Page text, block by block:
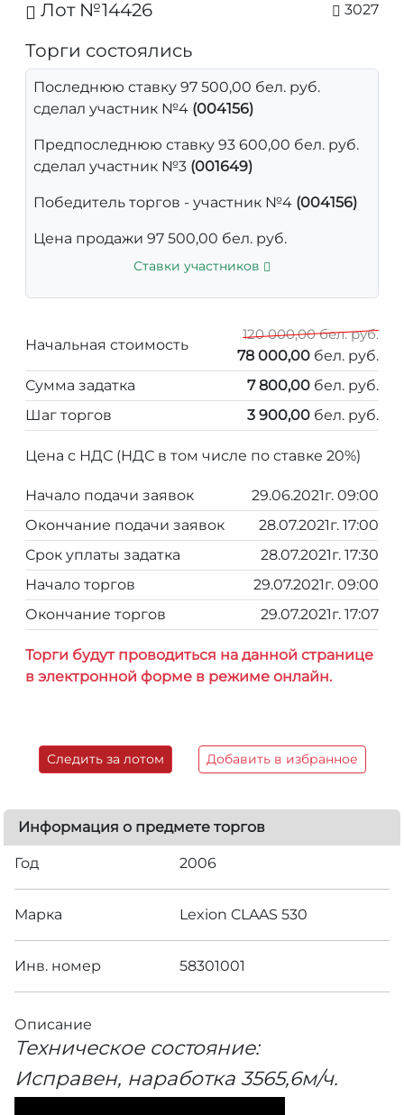
Лот №14426 3027
Торги состоялись
Последнюю ставку 97 500,00 бел. руб.
сделал участник №4 (004156)
Предпоследнюю ставку 93 600,00 бел. руб.
сделал участник №3 (001649)
Победитель торгов - участник №4 (004156)
Цена продажи 97 500,00 бел. руб.
Ставки участников
Начальная стоимость
120 000,00 бел. руб.
78 000,00 бел. руб.
Сумма задатка
7 800,00 бел. руб.
Шаг торгов
3 900,00 бел. руб.
Цена с НДС (НДС в том числе по ставке 20%)
Начало подачи заявок
29.06.2021г. 09:00
Окончание подачи заявок
28.07.2021г. 17:00
Срок уплаты задатка
28.07.2021г. 17:30
Начало торгов
29.07.2021г. 09:00
Окончание торгов
29.07.2021г. 17:07
Торги будут проводиться на данной странице
в электронной форме в режиме онлайн.
Следить за лотом Добавить в избранное
Информация о предмете торгов
Год 2006
Марка Lexion CLAAS 530
Инв. номер 58301001
Описание
Техническое состояние:
Исправен, наработка 3565,6м/ч.